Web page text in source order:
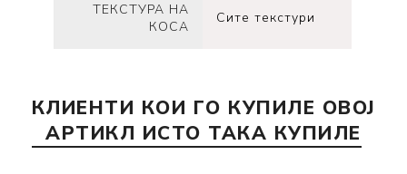
ТЕКСТУРА НА
КОСА
Сите текстури
КЛИЕНТИ КОИ ГО КУПИЛЕ ОВОЈ
АРТИКЛ ИСТО ТАКА КУПИЛЕ